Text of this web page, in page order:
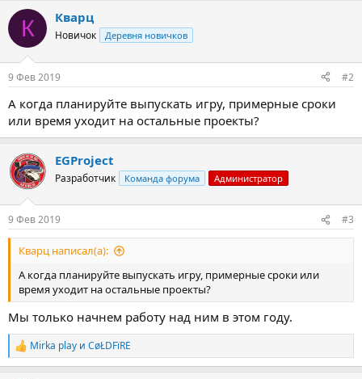
к
и
К Кварц
Новичок Деревня новичков
9 Фев 2019 #2
А когда планируйте выпускать игру, примерные сроки
или время уходит на остальные проекты?
EGProject
Разработчик Команда форума Администратор
9 Фев 2019 #3
Кварц написал(а):
А когда планируйте выпускать игру, примерные сроки или
время уходит на остальные проекты?
Мы только начнем работу над ним в этом году.
Р
е
Mirka play и CøŁDFïRE